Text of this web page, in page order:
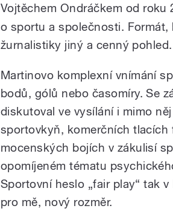
Vojtěchem Ondráčkem od
o sportu a společnosti.
žurnalistiky jiný a cenný pohled.
Martinovo komplexní vnímání
bodů, gólů nebo časomíry. Se
diskutoval ve vysílání i mimo
sportovkyň, komerčních
mocenských bojích v zákulisí
opomíjeném tématu
Sportovní heslo „fair play“ tak
pro mě, nový rozměr.